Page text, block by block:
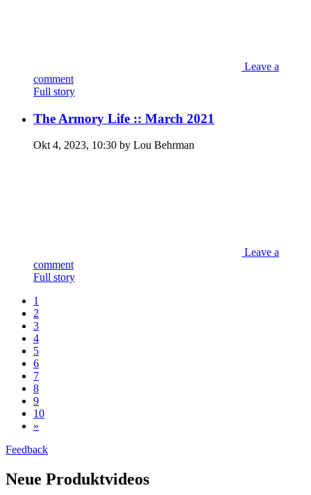
Leave a
comment
Full story
The Armory Life :: March 2021
Okt 4, 2023, 10:30 by Lou Behrman
Leave a
comment
Full story
1
2
3
4
5
6
7
8
9
10
»
Feedback
Neue Produktvideos